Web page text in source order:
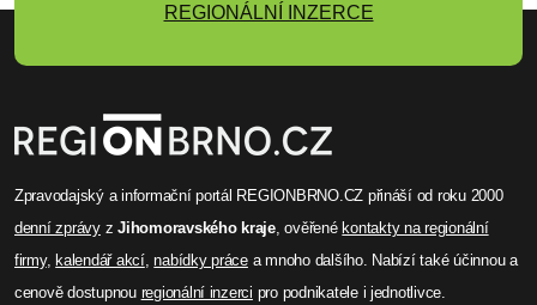
REGIONÁLNÍ INZERCE
Zpravodajský a informační portál REGIONBRNO.CZ přináší od roku 2000
denní zprávyzJihomoravského kraje, ověřenékontakty na regionální
firmy,kalendář akcí,nabídky prácea mnoho dalšího. Nabízí také účinnou a
cenově dostupnou regionální inzerci pro podnikatele i jednotlivce.